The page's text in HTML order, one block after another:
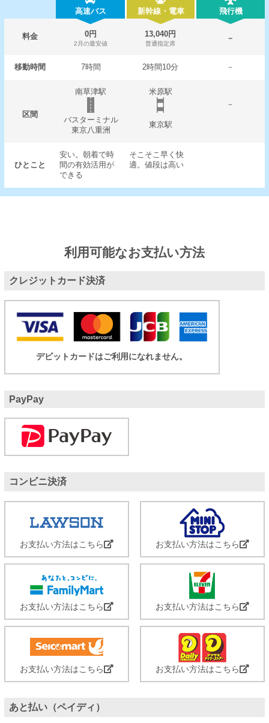
高速バス 新幹線・電車 飛行機
料金 0円
2月の最安値
13,040円
普通指定席
－
移動時間 7時間 2時間10分 －
区間
南草津駅
米原駅
－
バスターミナル
東京八重洲
東京駅
ひとこと
安い。朝着で時
間の有効活用が
できる
そこそこ早く快
適。値段は高い
利用可能なお支払い方法
クレジットカード決済
デビットカードはご利用になれません。
PayPay
コンビニ決済
お支払い方法はこちら お支払い方法はこちら
お支払い方法はこちら お支払い方法はこちら
お支払い方法はこちら お支払い方法はこちら
あと払い（ペイディ）